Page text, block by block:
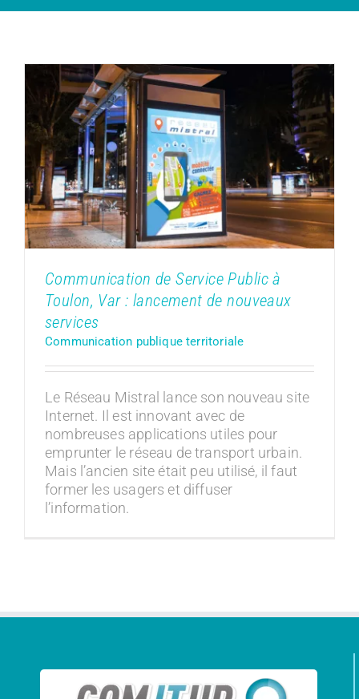
Communication de Service Public à
Toulon, Var : lancement de nouveaux
services
Communication publique territoriale
Communication de Service Public à
Toulon, Var : lancement de nouveaux
services
Communication publique territoriale
Le Réseau Mistral lance son nouveau site
Internet. Il est innovant avec de
nombreuses applications utiles pour
emprunter le réseau de transport urbain.
Mais l’ancien site était peu utilisé, il faut
former les usagers et diffuser
l’information.